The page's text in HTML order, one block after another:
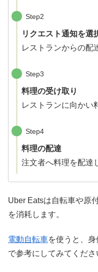
Step2
リクエスト通知を選
レストランからの配
Step3
料理の受け取り
レストランに向かい
Step4
料理の配達
注文者へ料理を配達
Uber Eatsは自転車や原
を消耗します。
電動自転車を使うと、
で参考にしてみてくださ